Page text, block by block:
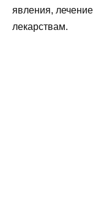
явления,
лекарствам.